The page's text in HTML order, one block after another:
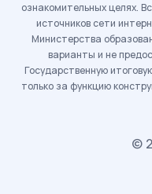
ознакомительных целях.
источников сети
Министерства
варианты и не
Государственную
только за функцию
©